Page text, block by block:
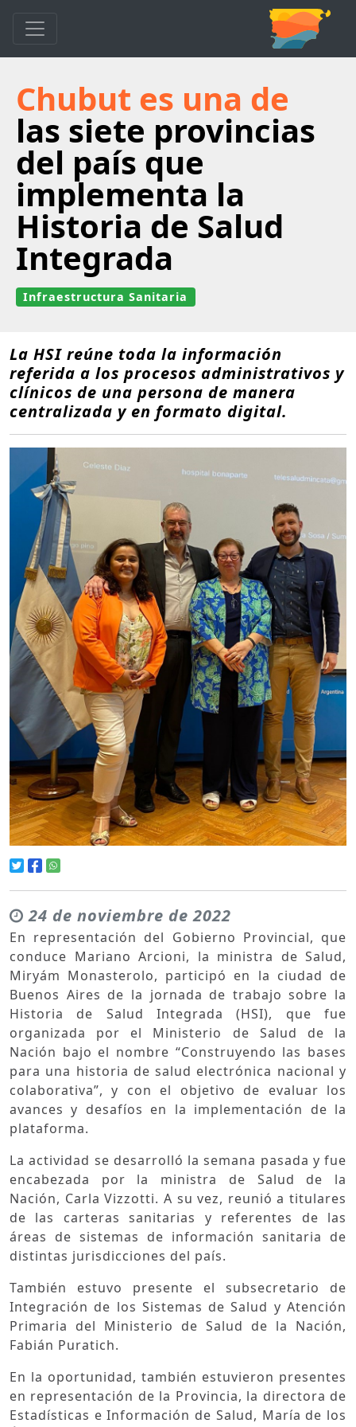
Chubut es una de
las siete provincias
del país que
implementa la
Historia de Salud
Integrada
Infraestructura Sanitaria
La HSI reúne toda la información
referida a los procesos administrativos y
clínicos de una persona de manera
centralizada y en formato digital.
24 de noviembre de 2022
En representación del Gobierno Provincial, que
conduce Mariano Arcioni, la ministra de Salud,
Miryám Monasterolo, participó en la ciudad de
Buenos Aires de la jornada de trabajo sobre la
Historia de Salud Integrada (HSI), que fue
organizada por el Ministerio de Salud de la
Nación bajo el nombre “Construyendo las bases
para una historia de salud electrónica nacional y
colaborativa”, y con el objetivo de evaluar los
avances y desafíos en la implementación de la
plataforma.
La actividad se desarrolló la semana pasada y fue
encabezada por la ministra de Salud de la
Nación, Carla Vizzotti. A su vez, reunió a titulares
de las carteras sanitarias y referentes de las
áreas de sistemas de información sanitaria de
distintas jurisdicciones del país.
También estuvo presente el subsecretario de
Integración de los Sistemas de Salud y Atención
Primaria del Ministerio de Salud de la Nación,
Fabián Puratich.
En la oportunidad, también estuvieron presentes
en representación de la Provincia, la directora de
Estadísticas e Información de Salud, María de los